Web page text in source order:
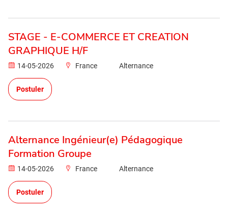
STAGE - E-COMMERCE ET CREATION
GRAPHIQUE H/F
14-05-2026 France Alternance
Postuler
Alternance Ingénieur(e) Pédagogique
Formation Groupe
14-05-2026 France Alternance
Postuler